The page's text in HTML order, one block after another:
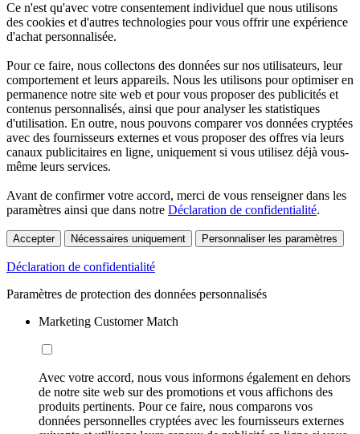
Ce n'est qu'avec votre consentement individuel que nous utilisons
des cookies et d'autres technologies pour vous offrir une expérience
d'achat personnalisée.
Pour ce faire, nous collectons des données sur nos utilisateurs, leur
comportement et leurs appareils. Nous les utilisons pour optimiser en
permanence notre site web et pour vous proposer des publicités et
contenus personnalisés, ainsi que pour analyser les statistiques
d'utilisation. En outre, nous pouvons comparer vos données cryptées
avec des fournisseurs externes et vous proposer des offres via leurs
canaux publicitaires en ligne, uniquement si vous utilisez déjà vous-
même leurs services.
Avant de confirmer votre accord, merci de vous renseigner dans les
paramètres ainsi que dans notre Déclaration de confidentialité.
Accepter Nécessaires uniquement Personnaliser les paramètres
Déclaration de confidentialité
Paramètres de protection des données personnalisés
Marketing Customer Match
Avec votre accord, nous vous informons également en dehors
de notre site web sur des promotions et vous affichons des
produits pertinents. Pour ce faire, nous comparons vos
données personnelles cryptées avec les fournisseurs externes